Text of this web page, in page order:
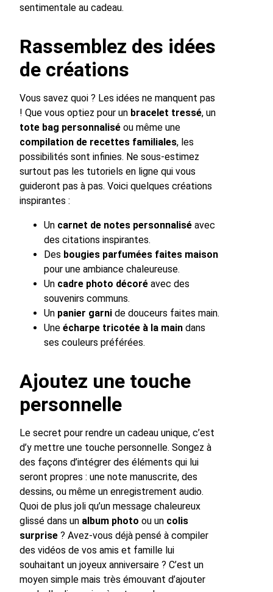
sentimentale au cadeau.
Rassemblez des idées
de créations
Vous savez quoi ? Les idées ne manquent pas
! Que vous optiez pour un bracelet tressé, un
tote bag personnalisé ou même une
compilation de recettes familiales, les
possibilités sont infinies. Ne sous-estimez
surtout pas les tutoriels en ligne qui vous
guideront pas à pas. Voici quelques créations
inspirantes :
Un carnet de notes personnalisé avec
des citations inspirantes.
Des bougies parfumées faites maison
pour une ambiance chaleureuse.
Un cadre photo décoré avec des
souvenirs communs.
Un panier garni de douceurs faites main.
Une écharpe tricotée à la main dans
ses couleurs préférées.
Ajoutez une touche
personnelle
Le secret pour rendre un cadeau unique, c’est
d’y mettre une touche personnelle. Songez à
des façons d’intégrer des éléments qui lui
seront propres : une note manuscrite, des
dessins, ou même un enregistrement audio.
Quoi de plus joli qu’un message chaleureux
glissé dans un album photo ou un colis
surprise ? Avez-vous déjà pensé à compiler
des vidéos de vos amis et famille lui
souhaitant un joyeux anniversaire ? C’est un
moyen simple mais très émouvant d’ajouter